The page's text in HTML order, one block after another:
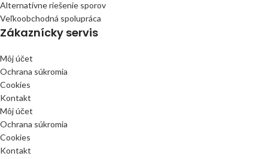
Alternatívne riešenie sporov
Veľkoobchodná spolupráca
Zákaznícky servis
Môj účet
Ochrana súkromia
Cookies
Kontakt
Môj účet
Ochrana súkromia
Cookies
Kontakt